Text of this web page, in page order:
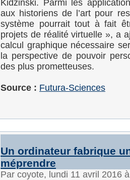
Kidzinski. Parmi les
aux historiens de l’art pour
système pourrait tout à fait
projets de réalité virtuelle », a
calcul graphique nécessaire
la perspective de pouvoir
des plus prometteuses.
Source : Futura-Sciences
Un ordinateur fabrique
méprendre
Par coyote, lundi 11 avril 2016